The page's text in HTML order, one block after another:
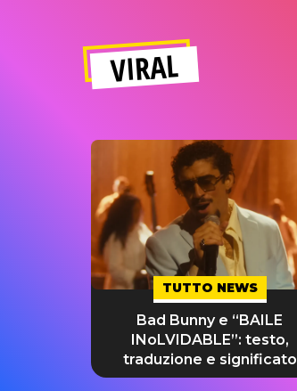
VIRAL
TUTTO NEWS
Bad Bunny e “BAILE
INoLVIDABLE”: testo,
traduzione e significato